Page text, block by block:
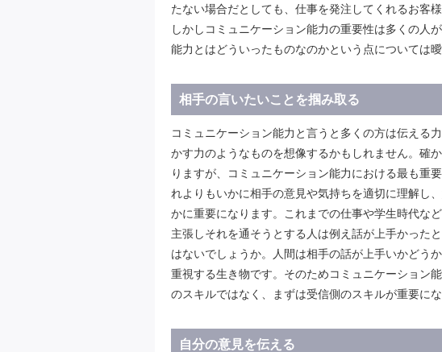
たない場合だとしても、仕事を発注してくれるお客
しかしコミュニケーション能力の重要性は多くの人
能力とはどういったものなのかという点については
相手の言いたいことを掴み取る
コミュニケーション能力と言うと多くの方は伝える
かす力のようなものを想像するかもしれません。確
りますが、コミュニケーション能力における最も重
れよりもいかに相手の意見や気持ちを適切に理解し
かに重要になります。これまでの仕事や学生時代な
主張しそれを通そうとする人は例え話が上手かった
はないでしょうか。人間は相手の話が上手いかどう
重視する生き物です。そのためコミュニケーション
のスキルではなく、まずは受信側のスキルが重要にな
自分の意見を伝える